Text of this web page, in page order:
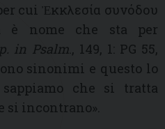
cui Ἐκκλεσία συνόδου
è nome che sta per
in Psalm., 149, 1: PG 55,
sinonimi e questo lo
che si tratta
si incontrano».